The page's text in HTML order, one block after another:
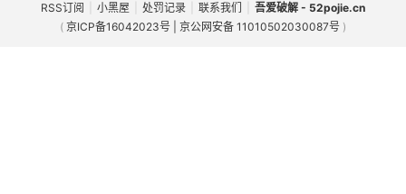
RSS订阅 小黑屋 处罚记录 联系我们
吾爱破解 - 52pojie.cn
( 京ICP备16042023号 | 京公网安备 11010502030087号 )